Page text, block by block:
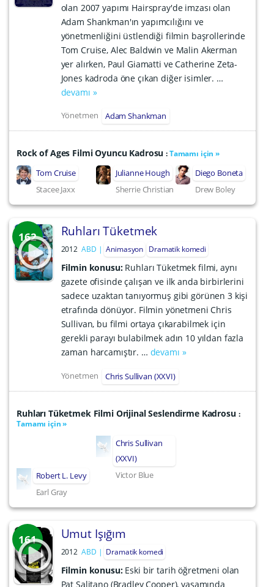
olan 2007 yapımı Hairspray'de imzası olan
Adam Shankman'ın yapımcılığını ve
yönetmenliğini üstlendiği filmin başrollerinde
Tom Cruise, Alec Baldwin ve Malin Akerman
yer alırken, Paul Giamatti ve Catherine Zeta-
Jones kadroda öne çıkan diğer isimler. …
devamı »
Yönetmen Adam Shankman
Rock of Ages Filmi Oyuncu Kadrosu:Tamamı için »
Tom Cruise
Stacee Jaxx
Julianne Hough
Sherrie Christian
Diego Boneta
Drew Boley
162 Ruhları Tüketmek
2012 ABD Animasyon Dramatik komedi
Filmin konusu: Ruhları Tüketmek filmi, aynı
gazete ofisinde çalışan ve ilk anda birbirlerini
sadece uzaktan tanıyormuş gibi görünen 3 kişi
etrafında dönüyor. Filmin yönetmeni Chris
Sullivan, bu filmi ortaya çıkarabilmek için
gerekli parayı bulabilmek adın 10 yıldan fazla
zaman harcamıştır. … devamı »
Yönetmen Chris Sullivan (XXVI)
Ruhları Tüketmek Filmi Orijinal Seslendirme Kadrosu :
Tamamı için »
Robert L. Levy
Earl Gray
Chris Sullivan
(XXVI)
Victor Blue
161 Umut Işığım
2012 ABD Dramatik komedi
Filmin konusu: Eski bir tarih öğretmeni olan
Pat Salitano (Bradley Cooper), yaşamında